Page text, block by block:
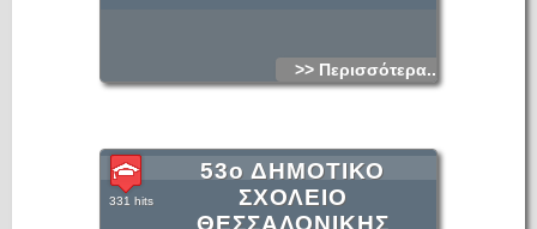
>> Περισσότερα...
53ο ΔΗΜΟΤΙΚΟ
ΣΧΟΛΕΙΟ
ΘΕΣΣΑΛΟΝΙΚΗΣ
331 hits